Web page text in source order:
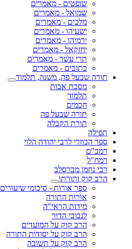
שופטים - מאמרים
שמואל - מאמרים
מלכים - מאמרים
ישעיהו - מאמרים
ירמיהו - מאמרים
יחזקאל - מאמרים
תרי עשר - מאמרים
כתובים - מאמרים
תורה שבעל פה, משנה, תלמוד
מסכת אבות
תלמוד
חכמים
תורה שבעל פה
תורת הקבלה
תפילה
ספר הכוזרי לרבי יהודה הלוי
רמב"ם
רמח"ל
רבי נחמן מברסלב
הרב קוק ותורתו
ספר אורות - סיכומי שיעורים
אורות התורה
מידות הראי"ה
לנבוכי הדור
הרב קוק על המועדים
הרב קוק על יסודות התורה
הרב קוק על תשובה